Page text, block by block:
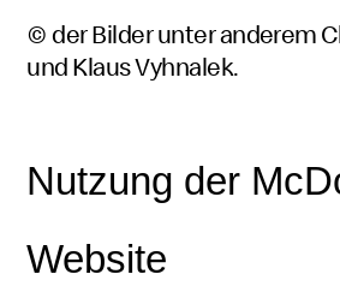
© der Bilder unter anderem
und Klaus Vyhnalek.
Nutzung der
Website